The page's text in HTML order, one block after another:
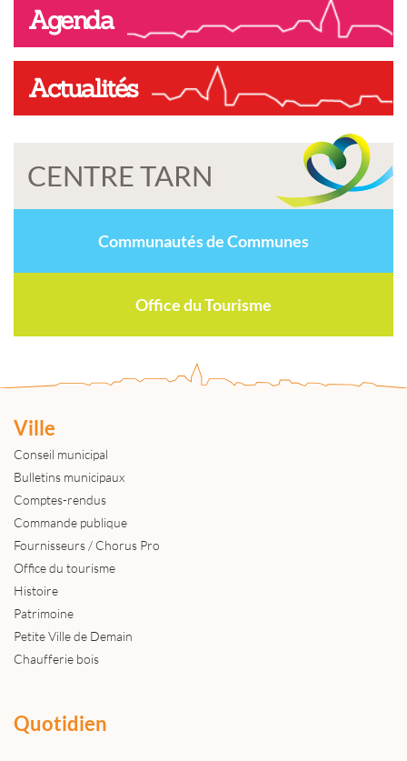
Agenda
Actualités
CENTRE TARN
Communautés de Communes
Office du Tourisme
Ville
Conseil municipal
Bulletins municipaux
Comptes-rendus
Commande publique
Fournisseurs / Chorus Pro
Office du tourisme
Histoire
Patrimoine
Petite Ville de Demain
Chaufferie bois
Quotidien